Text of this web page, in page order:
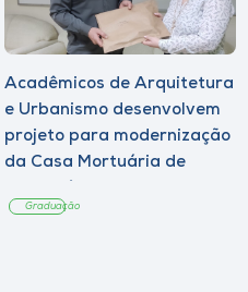
Acadêmicos de Arquitetura
e Urbanismo desenvolvem
projeto para modernização
da Casa Mortuária de
Graduação